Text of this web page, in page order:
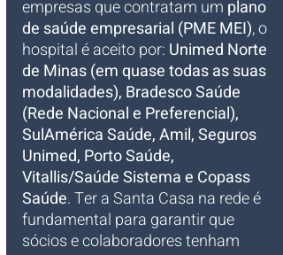
empresas que contratam um plano
de saúde empresarial (PME MEI), o
hospital é aceito por: Unimed Norte
de Minas (em quase todas as suas
modalidades), Bradesco Saúde
(Rede Nacional e Preferencial),
SulAmérica Saúde, Amil, Seguros
Unimed, Porto Saúde,
Vitallis/Saúde Sistema e Copass
Saúde. Ter a Santa Casa na rede é
fundamental para garantir que
sócios e colaboradores tenham